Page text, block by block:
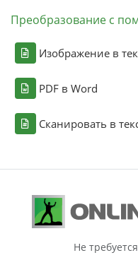
Преобразование с
Изображение в
PDF в Word
Сканировать в
Не